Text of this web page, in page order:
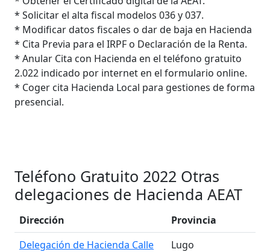
* Solicitar el alta fiscal modelos 036 y 037.
* Modificar datos fiscales o dar de baja en Hacienda
* Cita Previa para el IRPF o Declaración de la Renta.
* Anular Cita con Hacienda en el teléfono gratuito
2.022 indicado por internet en el formulario online.
* Coger cita Hacienda Local para gestiones de forma
presencial.
Teléfono Gratuito 2022 Otras
delegaciones de Hacienda AEAT
Dirección
Provincia
Delegación de Hacienda Calle
Lugo